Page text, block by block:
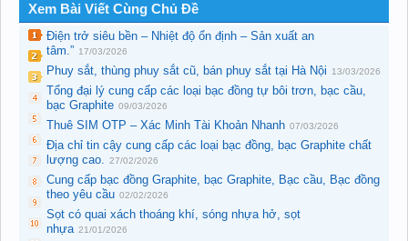
Xem Bài Viết Cùng Chủ Đề
Điện trở siêu bền – Nhiệt độ ổn định – Sản xuất an
tâm.” 17/03/2026
Phuy sắt, thùng phuy sắt cũ, bán phuy sắt tại Hà Nội 13/03/2026
Tổng đại lý cung cấp các loại bạc đồng tự bôi trơn, bạc cầu,
bạc Graphite 09/03/2026
Thuê SIM OTP – Xác Minh Tài Khoản Nhanh 07/03/2026
Địa chỉ tin cậy cung cấp các loại bạc đồng, bạc Graphite chất
lượng cao. 27/02/2026
Cung cấp bạc đồng Graphite, bạc Graphite, Bạc cầu, Bạc đồng
theo yêu cầu 02/02/2026
Sọt có quai xách thoáng khí, sóng nhựa hở, sọt
nhựa 21/01/2026